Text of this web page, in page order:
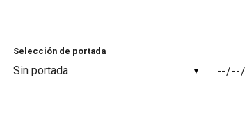
▼
Selección de portada